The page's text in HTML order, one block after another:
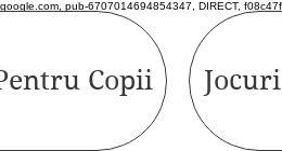
google.com, pub-6707014694854347, DIRECT,
Copii